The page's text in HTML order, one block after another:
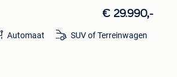
€ 29.990,-
Automaat SUV of Terreinwagen